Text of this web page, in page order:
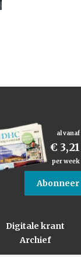
al vanaf
€ 3,21
per week
Abonneer
Digitale krant
Archief